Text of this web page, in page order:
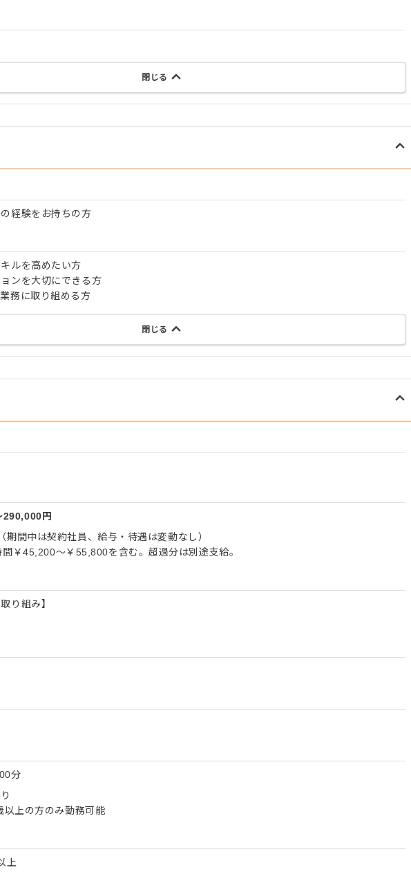
閉じる
経験をお持ちの方
ルを高めたい方
ンを大切にできる方
務に取り組める方
閉じる
円
間中は契約社員、給与・待遇は変動なし）
￥45,200～￥55,800を含む。超過分は別途支給。
り組み】
分
上の方のみ勤務可能
上